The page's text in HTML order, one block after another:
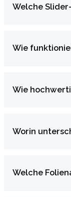
Welche
Wie
Wie
Worin
Welche